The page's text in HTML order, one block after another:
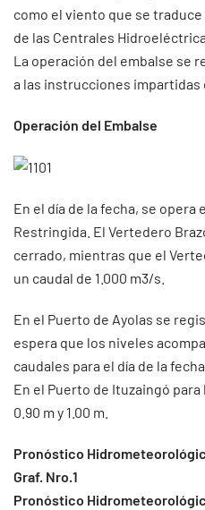
como el viento que se
de las Centrales
La operación del embalse se
a las instrucciones impartidas
Operación del Embalse
En el día de la fecha, se opera
Restringida. El Vertedero
cerrado, mientras que el
un caudal de 1.000 m3/s.
En el Puerto de Ayolas se
espera que los niveles
caudales para el día de la fecha.
En el Puerto de Ituzaingó
0.90 m y 1.00 m.
Pronóstico
Graf. Nro.1
Pronóstico